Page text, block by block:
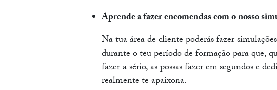
Aprende a fazer encomendas com o nosso
Na tua área de cliente poderás fazer
durante o teu período de formação para que,
fazer a sério, as possas fazer em segundos e
realmente te apaixona.